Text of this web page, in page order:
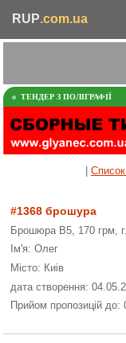
RUP.com.ua
ТЕНДЕР З ПОЛІГРАФІЇ
Список
#1368 брошура
Брошюра В5, 170 грм,
Ім'я: Олег
Місто: Киів
дата створення:
Прийом пропозицій до: